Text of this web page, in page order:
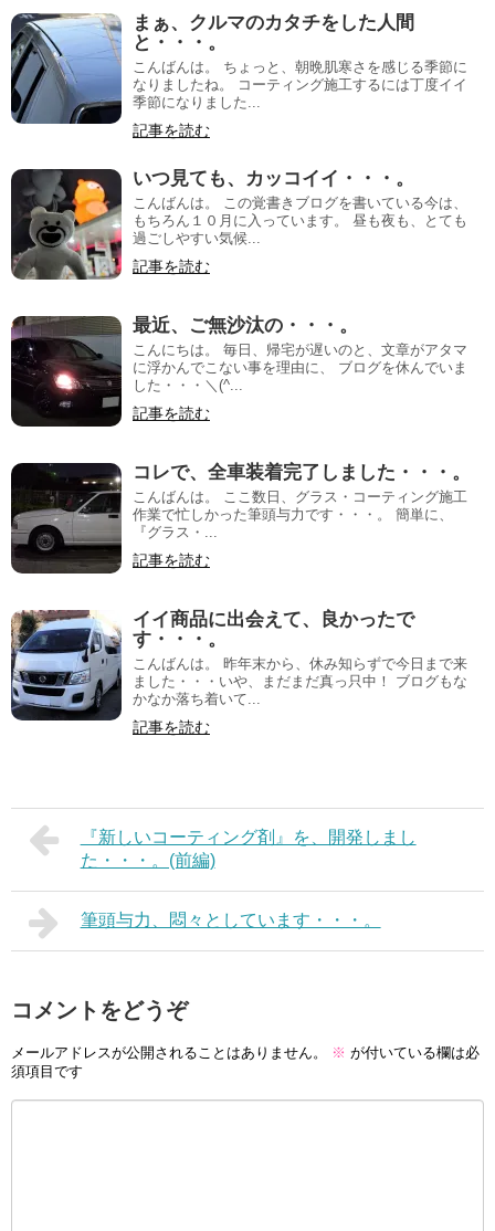
まぁ、クルマのカタチをした人間
と・・・。
こんばんは。 ちょっと、朝晩肌寒さを感じる季節に
なりましたね。 コーティング施工するには丁度イイ
季節になりました...
記事を読む
いつ見ても、カッコイイ・・・。
こんばんは。 この覚書きブログを書いている今は、
もちろん１０月に入っています。 昼も夜も、とても
過ごしやすい気候...
記事を読む
最近、ご無沙汰の・・・。
こんにちは。 毎日、帰宅が遅いのと、文章がアタマ
に浮かんでこない事を理由に、 ブログを休んでいま
した・・・＼(^...
記事を読む
コレで、全車装着完了しました・・・。
こんばんは。 ここ数日、グラス・コーティング施工
作業で忙しかった筆頭与力です・・・。 簡単に、
『グラス・...
記事を読む
イイ商品に出会えて、良かったで
す・・・。
こんばんは。 昨年末から、休み知らずで今日まで来
ました・・・いや、まだまだ真っ只中！ ブログもな
かなか落ち着いて...
記事を読む
『新しいコーティング剤』を、開発しまし
た・・・。(前編)
筆頭与力、悶々としています・・・。
コメントをどうぞ
メールアドレスが公開されることはありません。 ※ が付いている欄は必
須項目です